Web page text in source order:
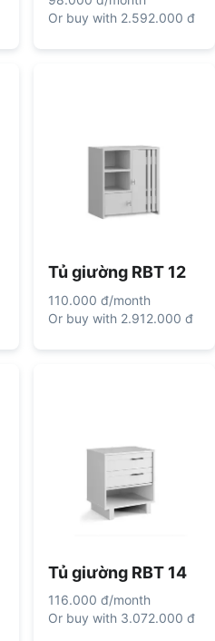
Or buy with 2.592.000 đ
Tủ giường RBT 12
110.000 đ/month
Or buy with 2.912.000 đ
Tủ giường RBT 14
116.000 đ/month
Or buy with 3.072.000 đ